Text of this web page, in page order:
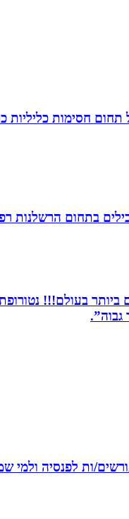
בתחום הרשלנות
גבוה”.
ות לפנסיה